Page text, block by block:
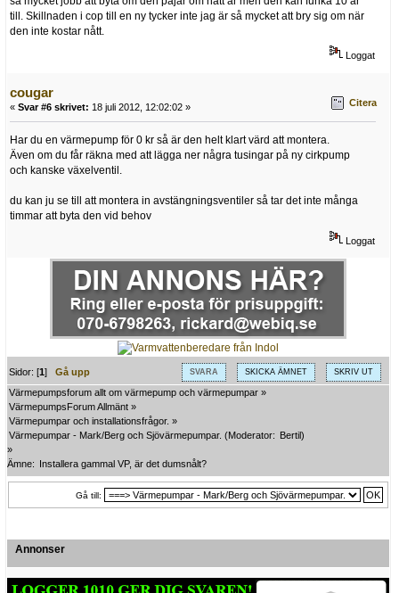
till. Skillnaden i cop till en ny tycker inte jag är så mycket att bry sig om när
den inte kostar nått.
Loggat
cougar
« Svar #6 skrivet: 18 juli 2012, 12:02:02 » Citera
Har du en värmepump för 0 kr så är den helt klart värd att montera.
Även om du får räkna med att lägga ner några tusingar på ny cirkpump
och kanske växelventil.
du kan ju se till att montera in avstängningsventiler så tar det inte många
timmar att byta den vid behov
Loggat
SVARA SKICKA ÄMNET SKRIV UT
Sidor: [1]Gå upp
Värmepumpsforum allt om värmepump och värmepumpar »
VärmepumpsForum Allmänt »
Värmepumpar och installationsfrågor. »
Värmepumpar - Mark/Berg och Sjövärmepumpar. (Moderator: Bertil)
»
Ämne:
Installera gammal VP, är det dumsnålt?
Gå till:
Annonser